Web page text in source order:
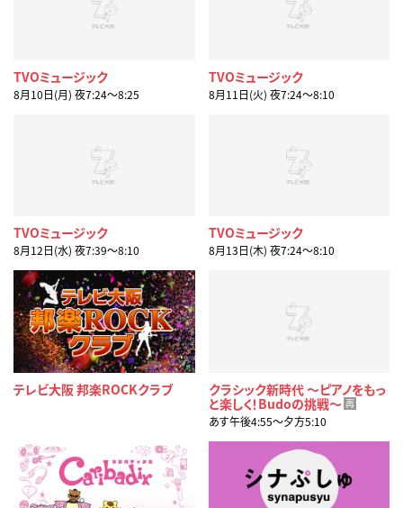
TVOミュージック
8月10日(月) 夜7:24〜8:25
TVOミュージック
8月11日(火) 夜7:24〜8:10
TVOミュージック
8月12日(水) 夜7:39〜8:10
TVOミュージック
8月13日(木) 夜7:24〜8:10
テレビ大阪 邦楽ROCKクラブ
クラシック新時代 ～ピアノをもっ
と楽しく！Budoの挑戦～ 再
あす午後4:55〜夕方5:10